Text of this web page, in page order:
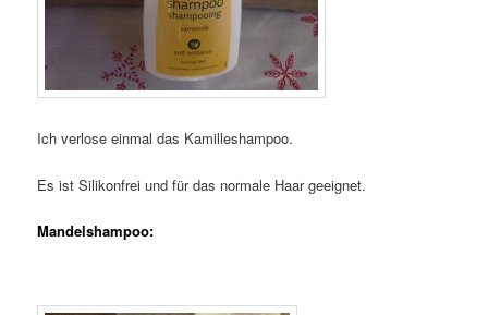
Ich verlose einmal das Kamilleshampoo.
Es ist Silikonfrei und für das normale Haar geeignet.
Mandelshampoo: